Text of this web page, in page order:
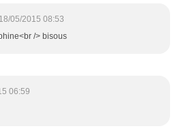
18/05/2015 08:53
/> bisous
06:59